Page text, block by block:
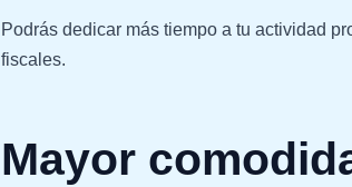
Podrás dedicar más tiempo a tu actividad
fiscales.
Mayor